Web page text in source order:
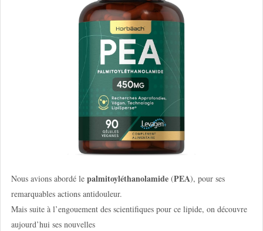
Nous avions abordé le palmitoyléthanolamide(PEA), pour ses
remarquables actions antidouleur.
Mais suite à l’engouement des scientifiques pour ce lipide, on découvre
aujourd’hui ses nouvelles